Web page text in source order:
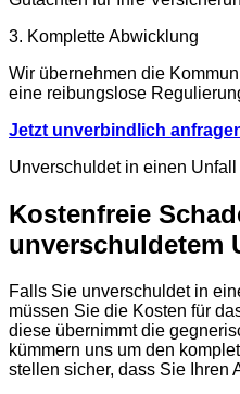
3. Komplette Abwicklung
Wir übernehmen die
eine reibungslose
Jetzt unverbindlich
Unverschuldet in einen
Kostenfreie
unverschuldetem
Falls Sie unverschuldet in
müssen Sie die Kosten für
diese übernimmt die
kümmern uns um den
stellen sicher, dass Sie Ihren